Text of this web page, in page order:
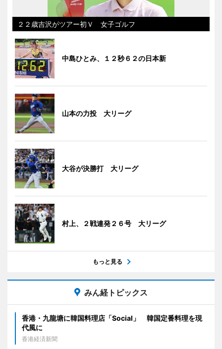
２２歳吉沢がツアー初Ｖ 女子ゴルフ
中島ひとみ、１２秒６２の日本新
山本の力投 大リーグ
大谷が決勝打 大リーグ
村上、２戦連発２６号 大リーグ
もっと見る
みん経トピックス
香港・九龍塘に韓国料理店「Social」 韓国定番料理を現
代風に
香港経済新聞